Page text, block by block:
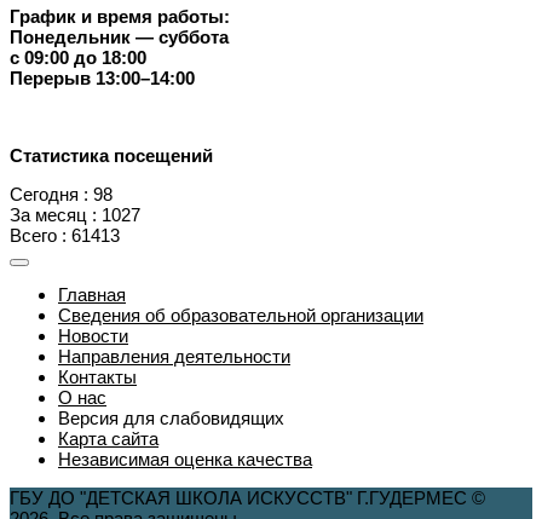
График и время работы:
Понедельник — суббота
с 09:00 до 18:00
Перерыв 13:00–14:00
Статистика посещений
Сегодня : 98
За месяц : 1027
Всего : 61413
Главная
Сведения об образовательной организации
Новости
Направления деятельности
Контакты
О нас
Версия для слабовидящих
Карта сайта
Независимая оценка качества
ГБУ ДО "ДЕТСКАЯ ШКОЛА ИСКУССТВ" Г.ГУДЕРМЕС ©